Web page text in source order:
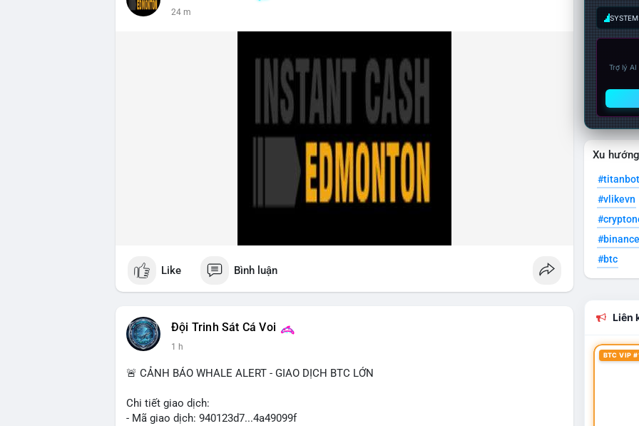
24 m
Like Bình luận
Đội Trinh Sát Cá Voi
1 h
🚨 CẢNH BÁO WHALE ALERT - GIAO DỊCH BTC LỚN
Chi tiết giao dịch:
- Mã giao dịch: 940123d7...4a49099f
Trợ lý
Xu
#titanbot
#vlikevn
#btc
Liên
BTC VIP